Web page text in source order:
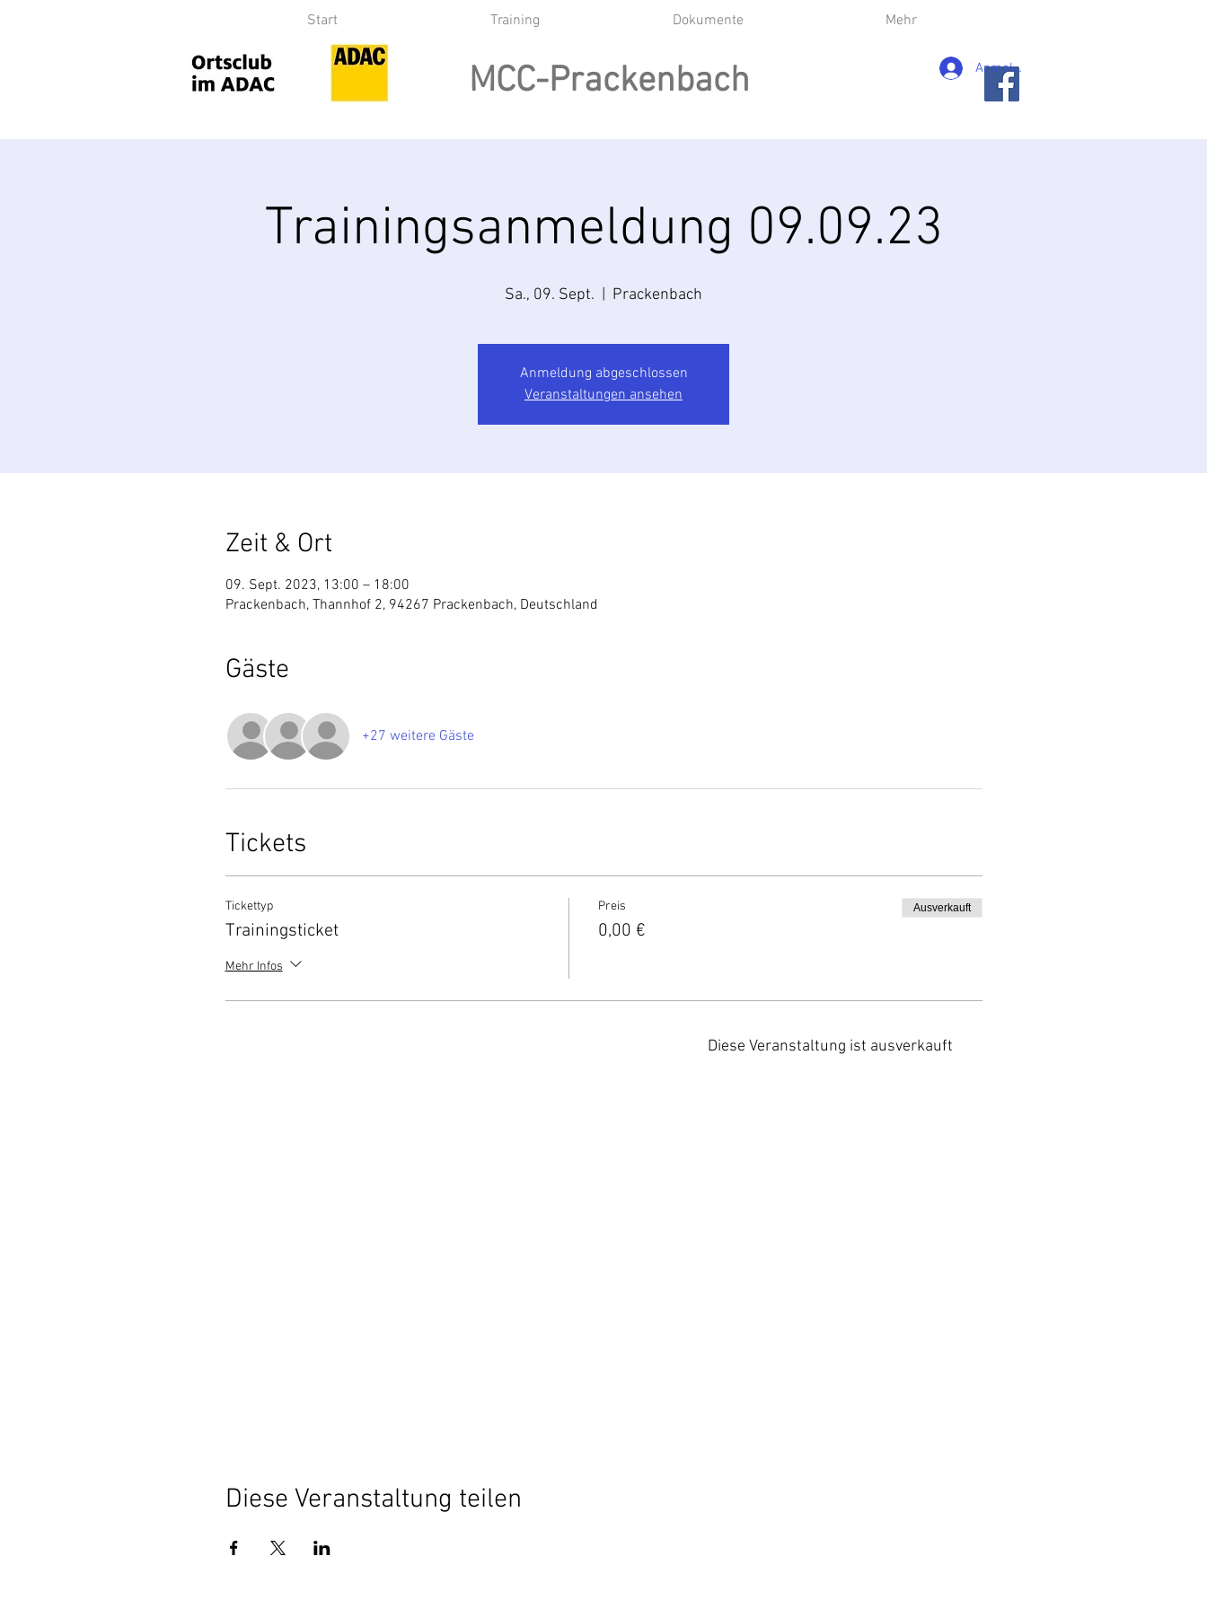
Start Training Dokumente Mehr
MCC-Prackenbach Anmelden
Trainingsanmeldung 09.09.23
Sa., 09. Sept. Prackenbach
Anmeldung abgeschlossen
Veranstaltungen ansehen
Zeit & Ort
09. Sept. 2023, 13:00 – 18:00
Prackenbach, Thannhof 2, 94267 Prackenbach, Deutschland
Gäste
+27 weitere Gäste
Tickets
Tickettyp
Trainingsticket
Mehr Infos
Preis
0,00 €
Ausverkauft
Diese Veranstaltung ist ausverkauft
Diese Veranstaltung teilen